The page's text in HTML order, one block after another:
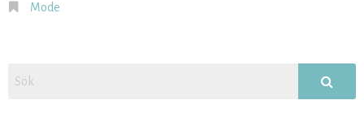
Mode